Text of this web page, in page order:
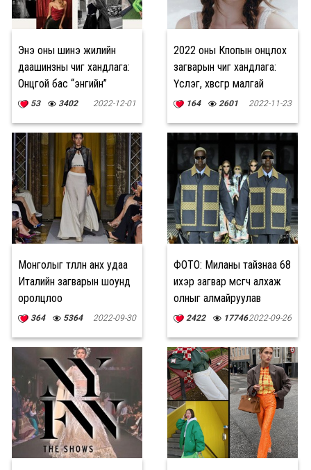
Энэ оны шинэ жилийн
даашинзны чиг хандлага:
Онцгой бас “энгийн”
53 3402 2022-12-01
2022 оны Кпопын онцлох
загварын чиг хандлага:
Үслэг, хөвсгөр малгай
164 2601 2022-11-23
Монголыг төлөөлөн анх удаа
Италийн загварын шоунд
оролцлоо
364 5364 2022-09-30
ФОТО: Миланы тайзнаа 68
ихэр загвар өмсөгч алхаж
олныг алмайруулав
2422 177462022-09-26